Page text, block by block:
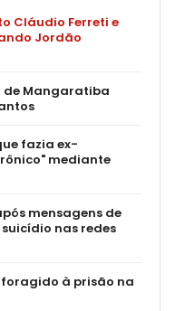
Cláudio Ferreti e
Jordão
de Mangaratiba
fazia ex-
mediante
mensagens de
nas redes
à prisão na